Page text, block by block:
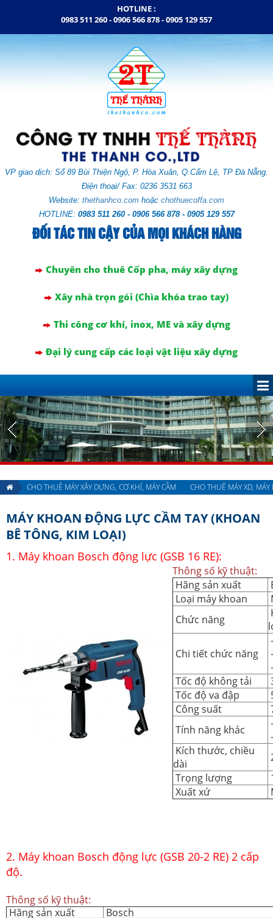
HOTLINE :
0983 511 260 - 0906 566 878 -0905 129 557
VP giao dịch: Số 89 Bùi Thiện Ngộ, P. Hòa Xuân, Q.Cẩm Lệ, TP Đà Nẵng.
Điện thoại/ Fax: 0236 3531 663
Website: thethanhco.com hoặc chothuecoffa.com
HOTLINE: 0983 511 260 - 0906 566 878 - 0905 129 557
ĐỐI TÁC TIN CẬY CỦA MỌI KHÁCH HÀNG
Chuyên cho thuê Cốp pha, máy xây dựng
Xây nhà trọn gói (Chìa khóa trao tay)
Thi công cơ khí, inox, ME và xây dựng
Đại lý cung cấp các loại vật liệu xây dựng
CHO THUÊ MÁY XÂY DỰNG, CƠ KHÍ, MÁY CẦM CHO THUÊ MÁY XD,
MÁY KHOAN ĐỘNG LỰC CẦM TAY (KHOAN
BÊ TÔNG, KIM LOẠI)
1. Máy khoan Bosch động lực (GSB 16 RE):
Thông số kỹ thuật:
Hãng sản xuất
Loại máy khoan
Chức năng
Chi tiết chức năng
Tốc độ không tải
Tốc độ va đập
Công suất
Tính năng khác
Kích thước, chiều
dài
Trọng lượng
Xuất xứ
2. Máy khoan Bosch động lực (GSB 20-2 RE) 2 cấp
độ.
Thông số kỹ thuật:
Hãng sản xuất
Bosch